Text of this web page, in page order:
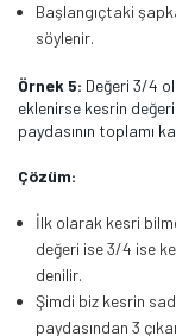
Başlangıçtaki
söylenir.
Örnek 5: Değeri 3/4
eklenirse kesrin
paydasının toplamı
Çözüm:
İlk olarak kesri
değeri ise 3/4 ise
denilir.
Şimdi biz kesrin
paydasından 3